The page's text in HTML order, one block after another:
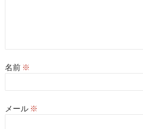
名前 ※
メール ※